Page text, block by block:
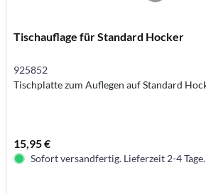
Tischauflage für Standard Hocker
925852
Tischplatte zum Auflegen auf Standard
15,95 €
Sofort versandfertig. Lieferzeit 2-4 Tage.